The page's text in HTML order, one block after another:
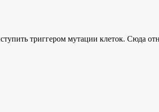
триггером мутации клеток. Сюда